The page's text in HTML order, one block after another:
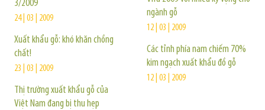
3/2009
24 | 03 | 2009
Xuất khẩu gỗ: khó khăn chồng
chất!
23 | 03 | 2009
Thị trường xuất khẩu gỗ của
Việt Nam đang bị thu hẹp
ngành gỗ
12 | 03 | 2009
Các tỉnh phía nam chiếm 70%
kim ngạch xuất khẩu đồ gỗ
12 | 03 | 2009